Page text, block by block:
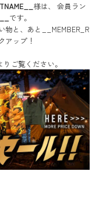
様は、
会員ラン
です。
物と、あと
__MEMBER_R
アップ！
ご覧ください。